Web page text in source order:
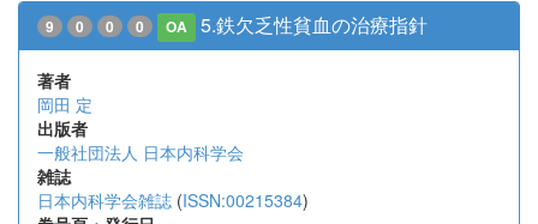
9 0 0 0 OA 5.鉄欠乏性貧血の治療指針
著者
岡田 定
出版者
一般社団法人 日本内科学会
雑誌
日本内科学会雑誌 (ISSN:00215384)